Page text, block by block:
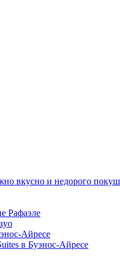
вкусно и недорого
Рафаэле
Айресе
в Буэнос-Айресе